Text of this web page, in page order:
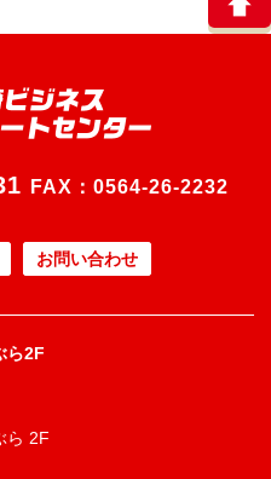
FAX：0564-26-2232
お問い合わせ
ら2F
ら 2F